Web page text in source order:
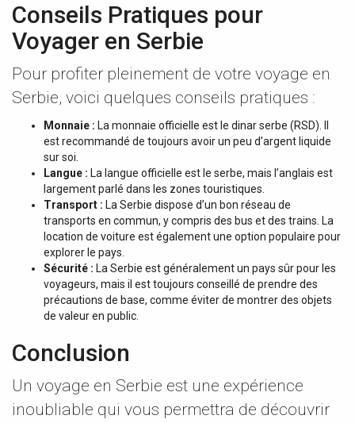
Conseils Pratiques pour
Voyager en Serbie
Pour profiter pleinement de votre voyage en
Serbie, voici quelques conseils pratiques :
Monnaie : La monnaie officielle est le dinar serbe (RSD). Il
est recommandé de toujours avoir un peu d’argent liquide
sur soi.
Langue : La langue officielle est le serbe, mais l’anglais est
largement parlé dans les zones touristiques.
Transport : La Serbie dispose d’un bon réseau de
transports en commun, y compris des bus et des trains. La
location de voiture est également une option populaire pour
explorer le pays.
Sécurité : La Serbie est généralement un pays sûr pour les
voyageurs, mais il est toujours conseillé de prendre des
précautions de base, comme éviter de montrer des objets
de valeur en public.
Conclusion
Un voyage en Serbie est une expérience
inoubliable qui vous permettra de découvrir